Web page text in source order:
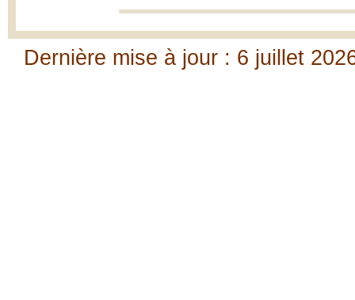
Dernière mise à jour : 6 juillet